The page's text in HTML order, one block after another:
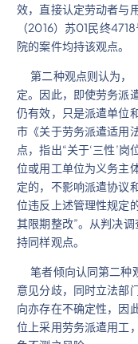
效，直接认定劳动者与
（2016）苏01民终
院的案件均持该观点。
第二种观点则认为，
定。因此，即使劳务派
仍有效，只是派遣单位
市《关于劳务派遣适用
点，指出“关于‘三性’
位或用工单位为义务主
定的，不影响派遣协议
位违反上述管理性规定
其限期整改”。从判决
持同样观点。
笔者倾向认同第二种
意见分歧，同时立法部
向亦存在不确定性，因
位上采用劳务派遣用工